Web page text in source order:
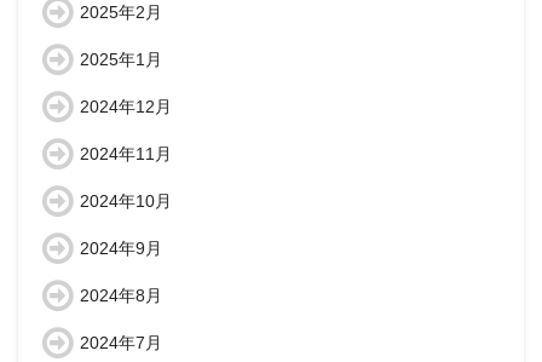
2025年2月
2025年1月
2024年12月
2024年11月
2024年10月
2024年9月
2024年8月
2024年7月